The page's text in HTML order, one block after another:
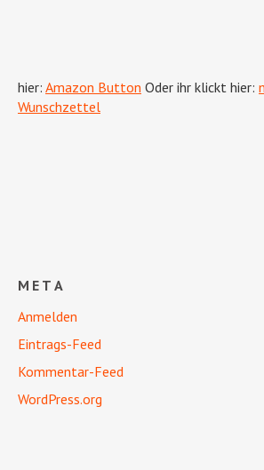
hier: Amazon Button Oder ihr klickt hier:
Wunschzettel
META
Anmelden
Eintrags-Feed
Kommentar-Feed
WordPress.org